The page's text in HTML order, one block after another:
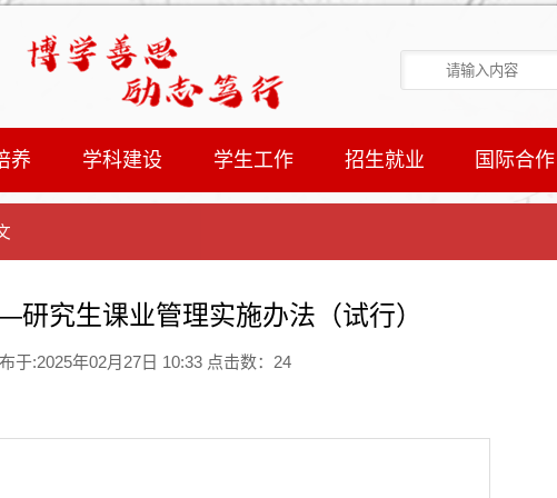
养 学科建设 学生工作 招生就业 国际合作
究生课业管理实施办法（试行）
:2025年02月27日 10:33 点击数： 24